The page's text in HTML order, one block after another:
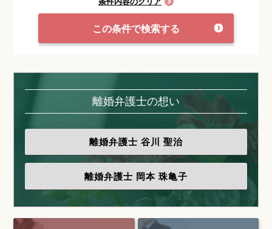
この条件で検索する
離婚弁護士の想い
離婚弁護士 谷川 聖治
離婚弁護士 岡本 珠亀子